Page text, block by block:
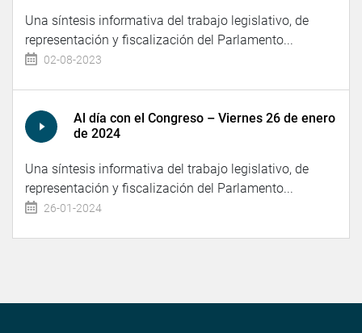
Una síntesis informativa del trabajo legislativo, de
representación y fiscalización del Parlamento...
02-08-2023
Al día con el Congreso – Viernes 26 de enero
de 2024
Una síntesis informativa del trabajo legislativo, de
representación y fiscalización del Parlamento...
26-01-2024